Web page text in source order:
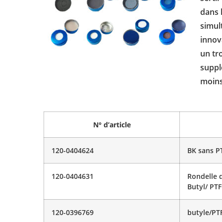
dans
un
N° d’article
120-0404624 BK sans
120-0404631
Rondelle
Butyl/
120-0396769 butyle/